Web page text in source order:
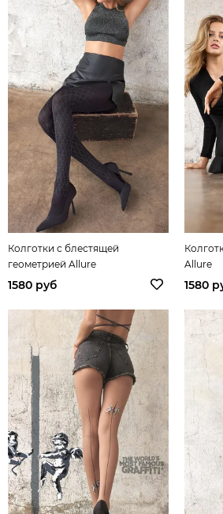
Колготки с блестящей
геометрией Allure
1580 руб
Allure
1580